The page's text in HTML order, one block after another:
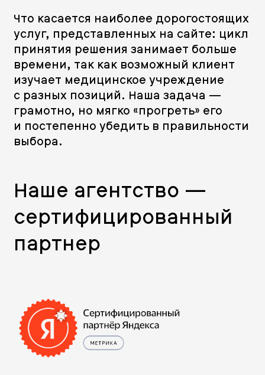
Что касается наиболее дорогостоящих
услуг, представленных на сайте: цикл
принятия решения занимает больше
времени, так как возможный клиент
изучает медицинское учреждение
с разных позиций. Наша задача —
грамотно, но мягко «прогреть» его
и постепенно убедить в правильности
выбора.
Наше агентство —
сертифицированный
партнер